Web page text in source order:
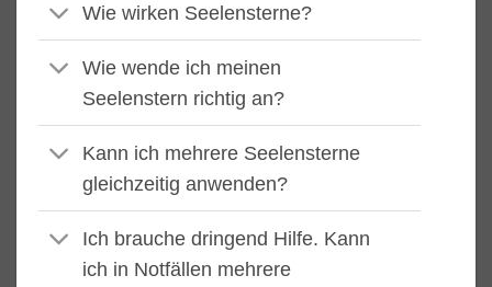
Wie wirken Seelensterne?
Wie wende ich meinen
Seelenstern richtig an?
Kann ich mehrere Seelensterne
gleichzeitig anwenden?
Ich brauche dringend Hilfe. Kann
ich in Notfällen mehrere